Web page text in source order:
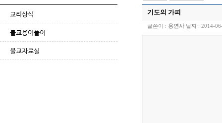
교리상식
불교용어풀이
불교자료실
기도의 가피
글쓴이 : 용연사 날짜 : 2014-